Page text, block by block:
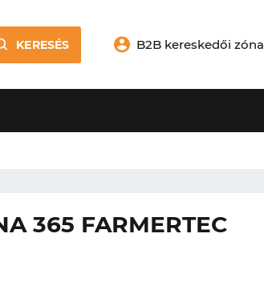
KERESÉS B2B kereskedői zóna
365 FARMERTEC